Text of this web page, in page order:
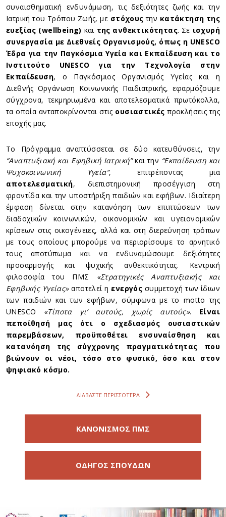
συναισθηματική ενδυνάμωση, τις δεξιότητες ζωής και την
Ιατρική του Τρόπου Ζωής, με στόχουςτην κατάκτηση της
ευεξίας (wellbeing) και της ανθεκτικότητας. Σε ισχυρή
συνεργασία με Διεθνείς Οργανισμούς, όπως η UNESCO
Έδρα για την Παγκόσμια Υγεία και Εκπαίδευση και το
Ινστιτούτο UNESCO για την Τεχνολογία στην
Εκπαίδευση, ο Παγκόσμιος Οργανισμός Υγείας και η
Διεθνής Οργάνωση Κοινωνικής Παιδιατρικής, εφαρμόζουμε
σύγχρονα, τεκμηριωμένα και αποτελεσματικά πρωτόκολλα,
τα οποία ανταποκρίνονται στις ουσιαστικέςπροκλήσεις της
εποχής μας.
Το Πρόγραμμα αναπτύσσεται σε δύο κατευθύνσεις, την
“Αναπτυξιακή και Εφηβική Ιατρική” και την “Εκπαίδευση και
Ψυχοκοινωνική Υγεία”, επιτρέποντας μια
αποτελεσματική, διεπιστημονική προσέγγιση στη
φροντίδα και την υποστήριξη παιδιών και εφήβων. Ιδιαίτερη
έμφαση δίνεται στην κατανόηση των επιπτώσεων των
διαδοχικών κοινωνικών, οικονομικών και υγειονομικών
κρίσεων στις οικογένειες, αλλά και στη διερεύνηση τρόπων
με τους οποίους μπορούμε να περιορίσουμε το αρνητικό
τους αποτύπωμα και να ενδυναμώσουμε δεξιότητες
προσαρμογής και ψυχικής ανθεκτικότητας. Κεντρική
φιλοσοφία του ΠΜΣ «Στρατηγικές Αναπτυξιακής και
Εφηβικής Υγείας»αποτελεί ηενεργός συμμετοχή των ίδιων
των παιδιών και των εφήβων, σύμφωνα με το motto της
UNESCO «Τίποτα γι’ αυτούς, χωρίς αυτούς». Είναι
πεποίθησή μας ότι ο σχεδιασμός ουσιαστικών
παρεμβάσεων, προϋποθέτει ενσυναίσθηση και
κατανόηση της σύγχρονης πραγματικότητας που
βιώνουν οι νέοι, τόσο στο φυσικό, όσο και στον
ψηφιακό κόσμο.
ΔΙΑΒΑΣΤΕ ΠΕΡΙΣΣΟΤΕΡΑ
ΚΑΝΟΝΙΣΜΟΣ ΠΜΣ
ΟΔΗΓΟΣ ΣΠΟΥΔΩΝ